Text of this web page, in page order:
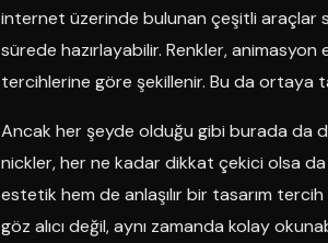
internet üzerinde bulunan çeşitli araçlar
sürede hazırlayabilir. Renkler,
tercihlerine göre şekillenir. Bu da ortaya
Ancak her şeyde olduğu gibi burada da
nickler, her ne kadar dikkat çekici olsa
estetik hem de anlaşılır bir tasarım
göz alıcı değil, aynı zamanda kolay